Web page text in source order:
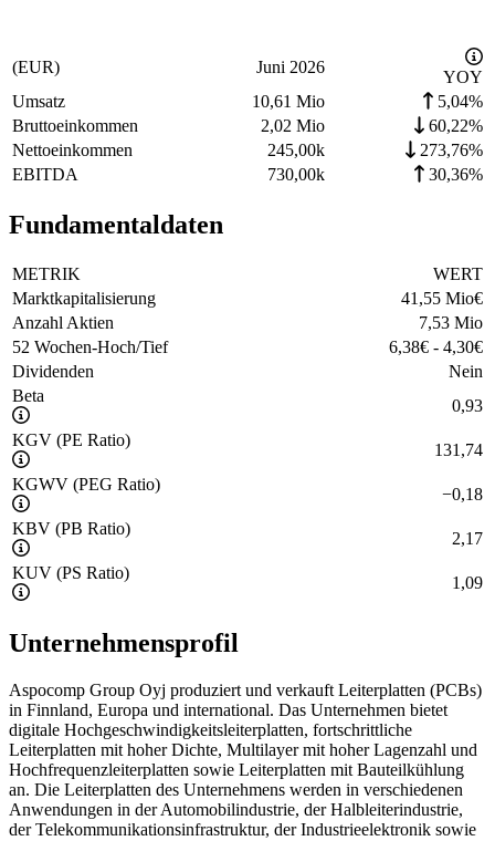
(EUR) Juni 2026
YOY
Umsatz
10,61 Mio
5,04%
Bruttoeinkommen
2,02 Mio
60,22%
Nettoeinkommen
245,00k
273,76%
EBITDA
730,00k 30,36%
Fundamentaldaten
METRIK
WERT
Marktkapitalisierung
41,55 Mio€
Anzahl Aktien
7,53 Mio
52 Wochen-Hoch/Tief
6,38€ - 4,30€
Dividenden
Nein
Beta
0,93
KGV (PE Ratio)
131,74
KGWV (PEG Ratio)
−0,18
KBV (PB Ratio)
2,17
KUV (PS Ratio)
1,09
Unternehmensprofil
Aspocomp Group Oyj produziert und verkauft Leiterplatten (PCBs)
in Finnland, Europa und international. Das Unternehmen bietet
digitale Hochgeschwindigkeitsleiterplatten, fortschrittliche
Leiterplatten mit hoher Dichte, Multilayer mit hoher Lagenzahl und
Hochfrequenzleiterplatten sowie Leiterplatten mit Bauteilkühlung
an. Die Leiterplatten des Unternehmens werden in verschiedenen
Anwendungen in der Automobilindustrie, der Halbleiterindustrie,
der Telekommunikationsinfrastruktur, der Industrieelektronik sowie